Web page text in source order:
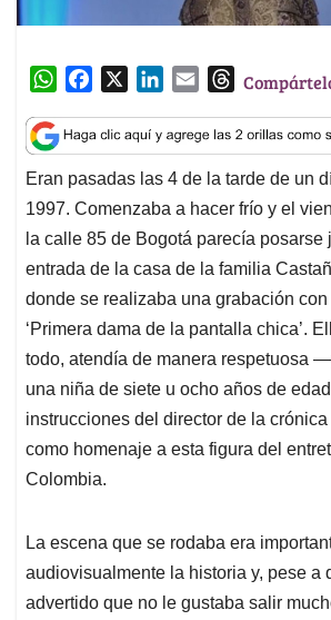
W
a
t
s
A
p
p
c
e
b
o
o
k
n
k
e
d
I
n
a
i
l
T
r
e
a
d
s
Eran pasadas las 4 de la tarde de un
1997. Comenzaba a hacer frío y el
la calle 85 de Bogotá parecía posarse
entrada de la casa de la familia
donde se realizaba una grabación
‘Primera dama de la pantalla chica’.
todo, atendía de manera respetuosa
una niña de siete u ocho años de
instrucciones del director de la
como homenaje a esta figura del
Colombia.
La escena que se rodaba era
audiovisualmente la historia y, pese a
advertido que no le gustaba salir